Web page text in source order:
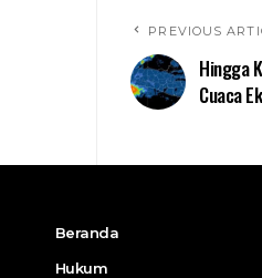
PREVIOUS
Hingga
Cuaca
Beranda
Hukum